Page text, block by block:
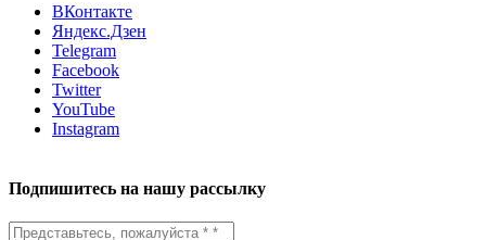
ВКонтакте
Яндекс.Дзен
Telegram
Facebook
Twitter
YouTube
Instagram
Подпишитесь на нашу рассылку